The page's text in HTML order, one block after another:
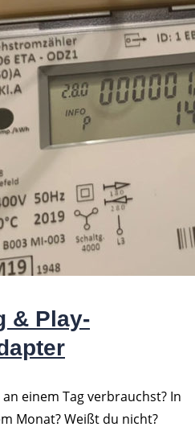
& Play-
einem Tag verbrauchst? In
Monat? Weißt du nicht?